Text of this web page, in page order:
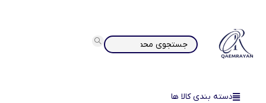
دسته بندی کالا ها